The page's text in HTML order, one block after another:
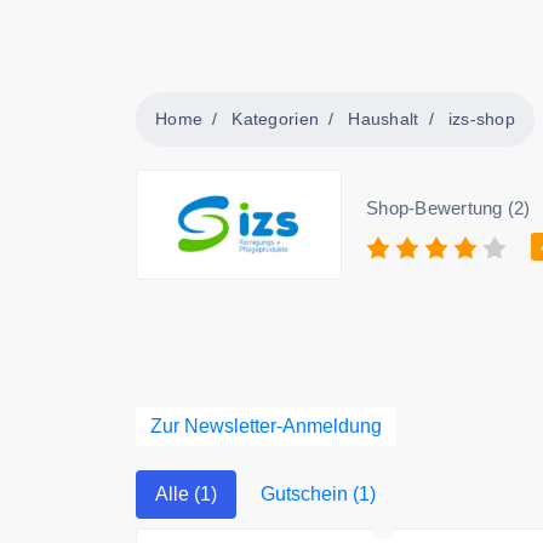
Home Kategorien Haushalt izs-shop
Shop-Bewertung (2)
Zur Newsletter-Anmeldung
Alle (1) Gutschein (1)